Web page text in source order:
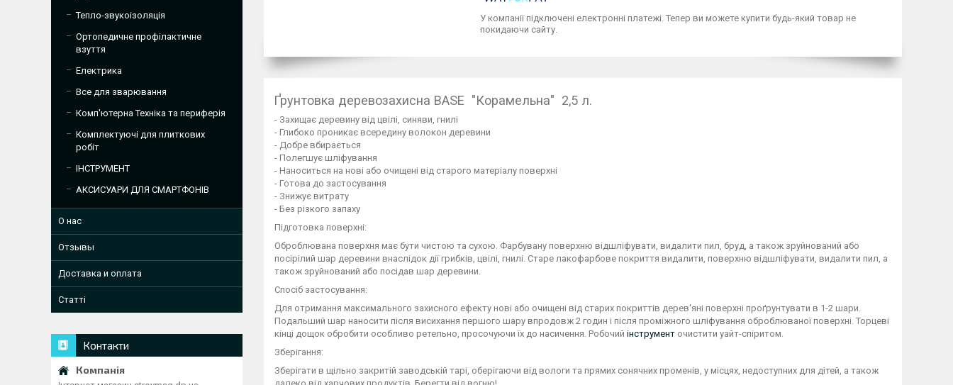
У компанії підключені електронні платежі. Тепер ви можете купити будь-який товар не
покидаючи сайту.
Ґрунтовка деревозахисна BASE "Корамельна" 2,5 л.
- Захищає деревину від цвілі, синяви, гнилі
- Глибоко проникає всередину волокон деревини
- Добре вбирається
- Полегшує шліфування
- Наноситься на нові або очищені від старого матеріалу поверхні
- Готова до застосування
- Знижує витрату
- Без різкого запаху
Підготовка поверхні:
Оброблювана поверхня має бути чистою та сухою. Фарбувану поверхню відшліфувати, видалити пил, бруд, а також зруйнований або
посірілий шар деревини внаслідок дії грибків, цвілі, гнилі. Старе лакофарбове покриття видалити, поверхню відшліфувати, видалити пил, а
також зруйнований або посідав шар деревини.
Спосіб застосування:
Для отримання максимального захисного ефекту нові або очищені від старих покриттів дерев'яні поверхні проґрунтувати в 1-2 шари.
Подальший шар наносити після висихання першого шару впродовж 2 годин і після проміжного шліфування оброблюваної поверхні. Торцеві
кінці дощок обробити особливо ретельно, просочуючи їх до насичення. Робочий інструмент очистити уайт-спіритом.
Зберігання:
Зберігати в щільно закритій заводській тарі, оберігаючи від вологи та прямих сонячних променів, у місцях, недоступних для дітей, а також
Тепло-звукоізоляція
Ортопедичне профілактичне
взуття
Електрика
Все для зварювання
Комп'ютерна Техніка та периферія
Комплектуючі для плиткових
робіт
ІНСТРУМЕНТ
АКСИСУАРИ ДЛЯ СМАРТФОНІВ
О нас
Отзывы
Доставка и оплата
Статті
Контакти